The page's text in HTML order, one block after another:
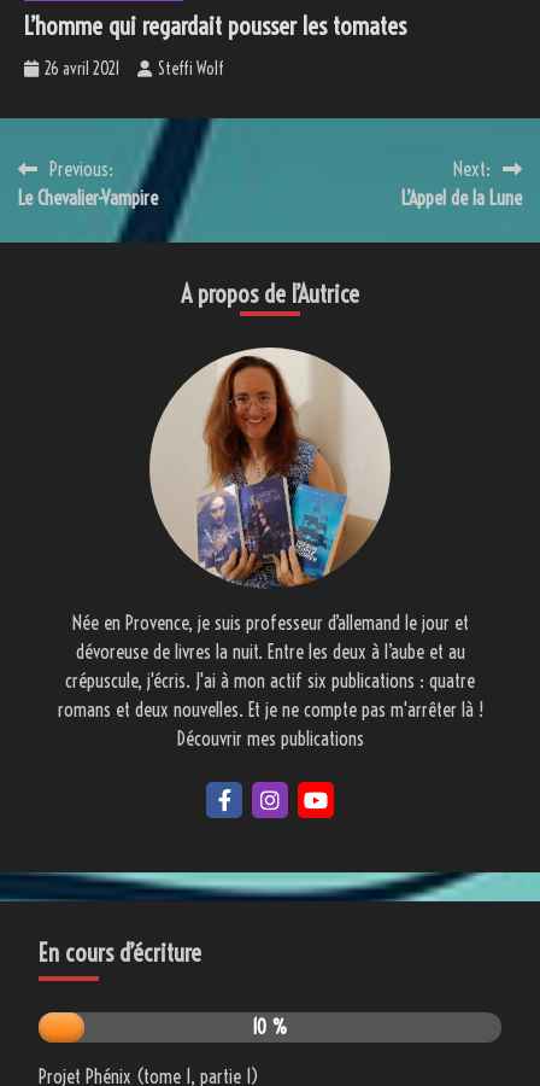
L’homme qui regardait pousser les tomates
26 avril 2021 Steffi Wolf
Navigation
Previous:
Le Chevalier-Vampire
Next:
L’Appel de la Lune
A propos de l’Autrice
Née en Provence, je suis professeur d’allemand le jour et
dévoreuse de livres la nuit. Entre les deux à l’aube et au
crépuscule, j'écris. J'ai à mon actif six publications : quatre
romans et deux nouvelles. Et je ne compte pas m'arrêter là !
Découvrir mes publications
En cours d’écriture
10 %
Projet Phénix (tome 1, partie 1)